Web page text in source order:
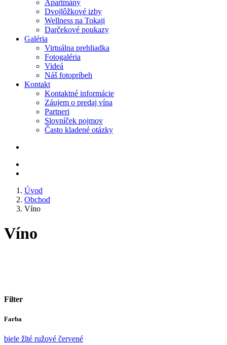
Apartmány
Dvojlôžkové izby
Wellness na Tokaji
Darčekové poukazy
Galéria
Virtuálna prehliadka
Fotogaléria
Videá
Náš fotopríbeh
Kontakt
Kontaktné informácie
Záujem o predaj vína
Partneri
Slovníček pojmov
Často kladené otázky
Úvod
Obchod
Víno
Víno
Filter
Farba
biele žlté ružové červené